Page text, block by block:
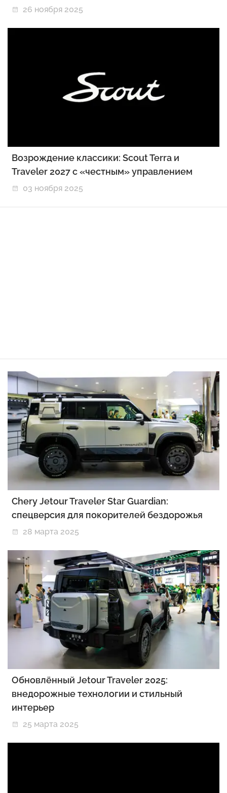
26 ноября 2025
Возрождение классики: Scout Terra и
Traveler 2027 с «честным» управлением
03 ноября 2025
Chery Jetour Traveler Star Guardian:
спецверсия для покорителей бездорожья
28 марта 2025
Обновлённый Jetour Traveler 2025:
внедорожные технологии и стильный
интерьер
25 марта 2025